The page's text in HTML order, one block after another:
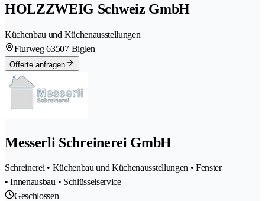
HOLZZWEIG Schweiz GmbH
Küchenbau und Küchenausstellungen
Flurweg 63507 Biglen
Offerte anfragen
Messerli Schreinerei GmbH
Schreinerei • Küchenbau und Küchenausstellungen • Fenster
• Innenausbau • Schlüsselservice
Geschlossen